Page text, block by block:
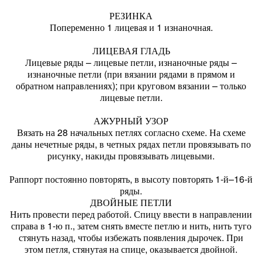
РЕЗИНКА
Попеременно 1 лицевая и 1 изнаночная.
ЛИЦЕВАЯ ГЛАДЬ
Лицевые ряды – лицевые петли, изнаночные ряды –
изнаночные петли (при вязании рядами в прямом и
обратном направлениях); при круговом вязании – только
лицевые петли.
АЖУРНЫЙ УЗОР
Вязать на 28 начальных петлях согласно схеме. На схеме
даны нечетные ряды, в четных рядах петли провязывать по
рисунку, накиды провязывать лицевыми.
Раппорт постоянно повторять, в высоту повторять 1-й–16-й
ряды.
ДВОЙНЫЕ ПЕТЛИ
Нить провести перед работой. Спицу ввести в направлении
справа в 1-ю п., затем снять вместе петлю и нить, нить туго
стянуть назад, чтобы избежать появления дырочек. При
этом петля, стянутая на спице, оказывается двойной.